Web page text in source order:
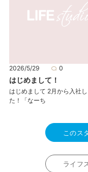
2026/5/29 0
はじめまして！
はじめまして 2月から入社し
た！「なーち
このス
ライフ